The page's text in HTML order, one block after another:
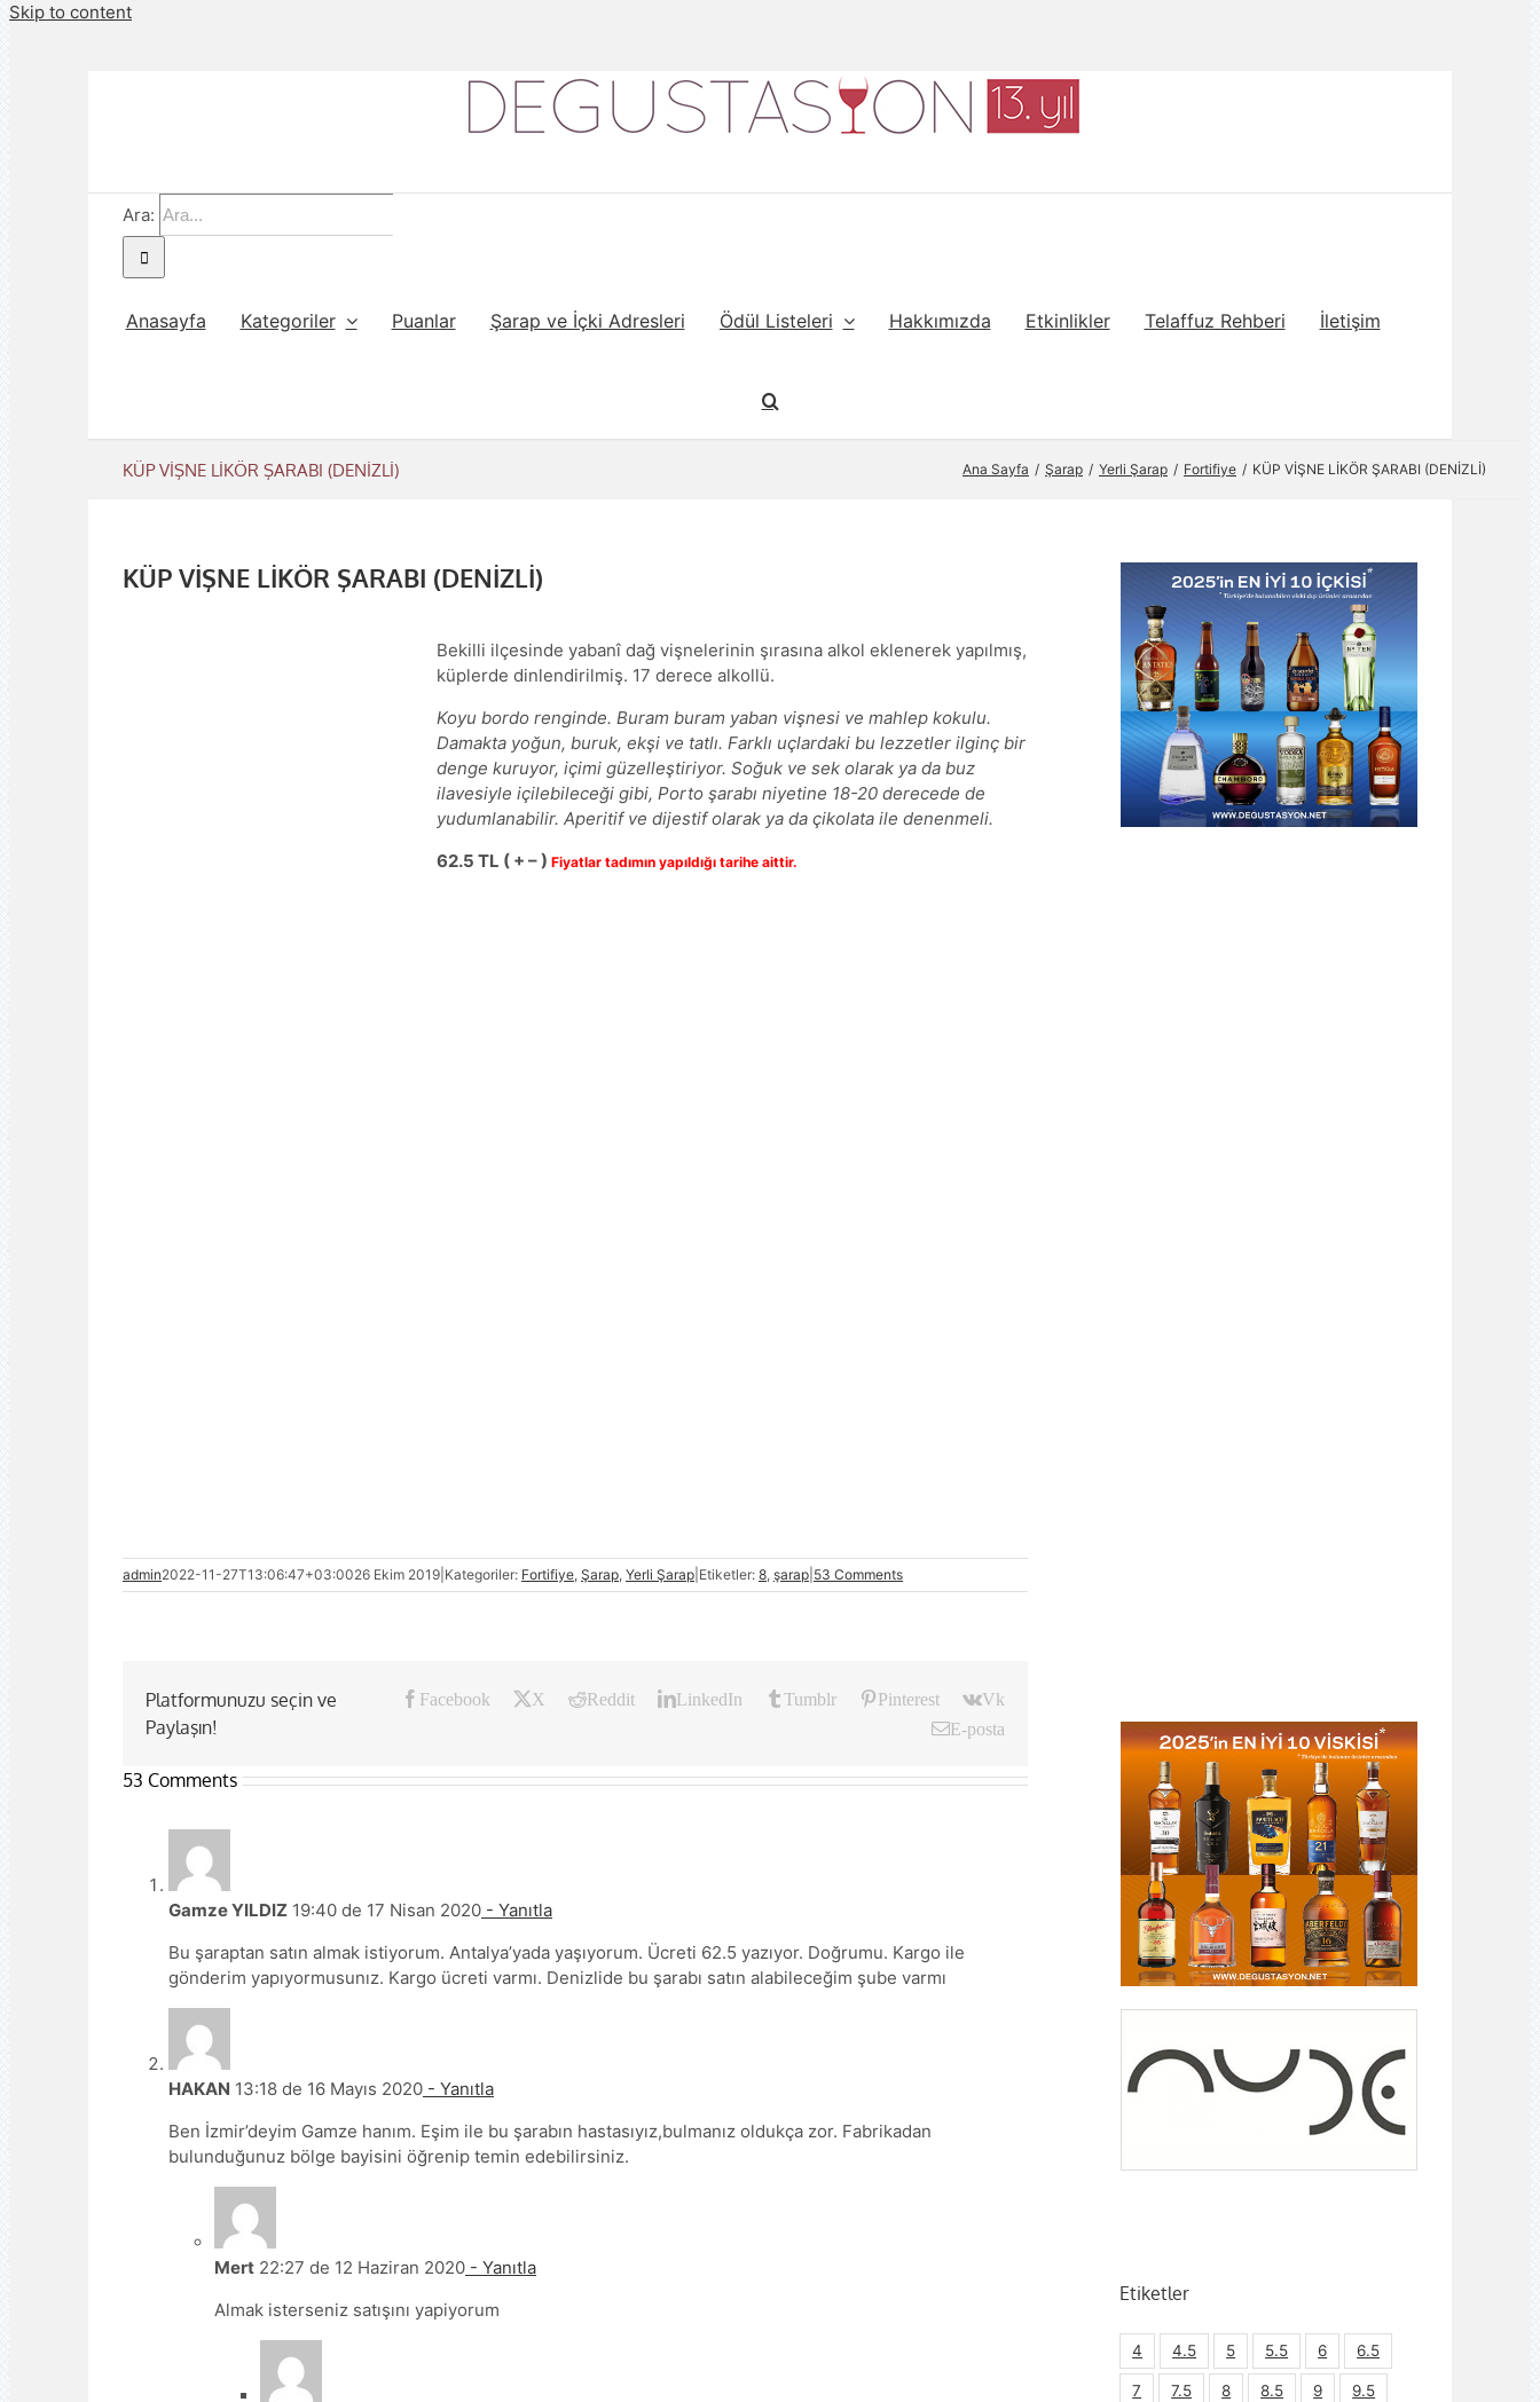
Skip to content
Ara:
Anasayfa Kategoriler Puanlar Şarap ve İçki Adresleri Ödül Listeleri Hakkımızda Etkinlikler Telaffuz Rehberi İletişim
KÜP VİŞNE LİKÖR ŞARABI (DENİZLİ) Ana Sayfa Şarap Yerli Şarap Fortifiye KÜP VİŞNE LİKÖR ŞARABI (DENİZLİ)
KÜP VİŞNE LİKÖR ŞARABI (DENİZLİ)
Bekilli ilçesinde yabanî dağ vişnelerinin şırasına alkol eklenerek yapılmış,
küplerde dinlendirilmiş. 17 derece alkollü.
Koyu bordo renginde. Buram buram yaban vişnesi ve mahlep kokulu.
Damakta yoğun, buruk, ekşi ve tatlı. Farklı uçlardaki bu lezzetler ilginç bir
denge kuruyor, içimi güzelleştiriyor. Soğuk ve sek olarak ya da buz
ilavesiyle içilebileceği gibi, Porto şarabı niyetine 18-20 derecede de
yudumlanabilir. Aperitif ve dijestif olarak ya da çikolata ile denenmeli.
62.5 TL ( + – ) Fiyatlar tadımın yapıldığı tarihe aittir.
admin2022-11-27T13:06:47+03:0026 Ekim 2019 Kategoriler: Fortifiye, Şarap, Yerli Şarap Etiketler: 8, şarap 53 Comments
Platformunuzu seçin ve
Paylaşın!
Facebook X Reddit LinkedIn Tumblr Pinterest
Vk
E-posta
53 Comments
Gamze YILDIZ 19:40 de 17 Nisan 2020 - Yanıtla
Bu şaraptan satın almak istiyorum. Antalya’yada yaşıyorum. Ücreti 62.5 yazıyor. Doğrumu. Kargo ile
gönderim yapıyormusunız. Kargo ücreti varmı. Denizlide bu şarabı satın alabileceğim şube varmı
HAKAN 13:18 de 16 Mayıs 2020 - Yanıtla
Ben İzmir’deyim Gamze hanım. Eşim ile bu şarabın hastasıyız,bulmanız oldukça zor. Fabrikadan
bulunduğunuz bölge bayisini öğrenip temin edebilirsiniz.
Mert 22:27 de 12 Haziran 2020 - Yanıtla
Almak isterseniz satışını yapiyorum
Etiketler
4 4.5 5 5.5 6 6.5
7 7.5 8 8.5 9 9.5